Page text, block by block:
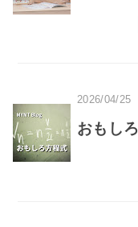
2026/04/25
おもし